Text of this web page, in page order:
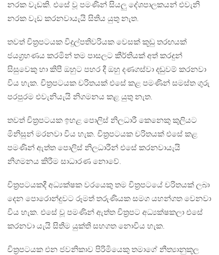
නරක වැඩකි. එසේ වූ පමණින් සියලු දේශපාලකයන් එවැනි
නරක වැඩ කරනවායැයි සිතිය යුතු නැත.
තවත් චිත‍්‍රපටයක විදුල්පතිවරියක වෙසක් කූඩු තරඟයක්
ජයග්‍රහණය කරමින් තම පාසලට කීර්තියක් අත් කරදුන්
සිසුවෙකු හා කිපී ඔහුට පහර දී ඔහු දණගස්වා දඬුවම් කරනවා
විය හැක. චිත‍්‍රපටයක චරිතයක් එසේ කළ පමණින් සමස්ත ගුරු
පරපුරම එවැනියැයි නිගමනය කළ යුතු නැත.
තවත් චිත්‍රපටයක ඉහළ පොලිස් නිලධාරී කෙනෙකු කුලියට
මිනිසුන් මරනවා විය හැක. චිත්‍රපටයක චරිතයක් එසේ කළ
පමණින් ඇත්ත පොලිස් නිලධාරීන් එසේ කරනවායැයි
නිගමනය කිරීම සාධාරණ නොවේ.
චිත්‍රපටයකදී අධ්‍යක්ෂක වරයෙකු තම චිත්‍රපටයේ චරිතයක් ලබා
දෙන පොරොන්දුවට රූමත් තරුණියක සමග යහන්ගත වෙනවා
විය හැක. එසේ වූ පමණින් ඇත්ත චිත්‍රපට අධ්‍යක්ෂකලා එසේ
කරනවා යැයි සිතීම යුක්ති සහගත නොවිය හැක.
චිත්‍රපටයක එන ජවනිකාව පිරිමියෙකු තමාගේ නීත්‍යානුකූල